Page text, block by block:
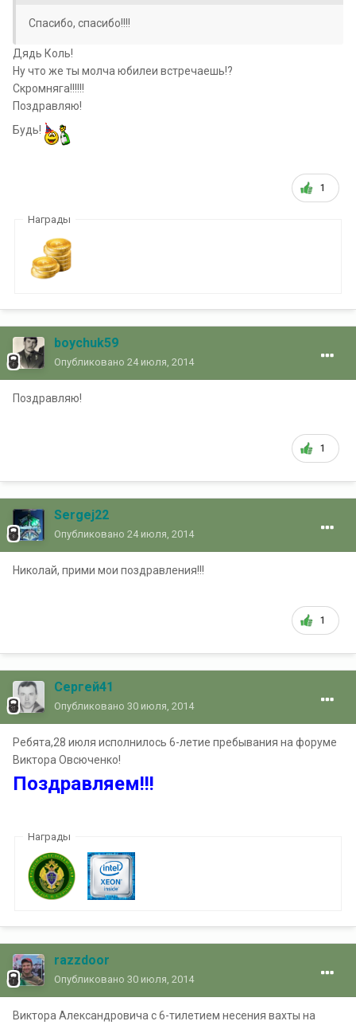
Спасибо, спасибо!!!!
Дядь Коль!
Ну что же ты молча юбилеи встречаешь!?
Скромняга!!!!!!
Поздравляю!
Будь!
1
Награды
boychuk59
Опубликовано 24 июля, 2014
Поздравляю!
1
Sergej22
Опубликовано 24 июля, 2014
Николай, прими мои поздравления!!!
1
Сергей41
Опубликовано 30 июля, 2014
Ребята,28 июля исполнилось 6-летие пребывания на форуме
Виктора Овсюченко!
Поздравляем!!!
Награды
razzdoor
Опубликовано 30 июля, 2014
Виктора Александровича с 6-тилетием несения вахты на